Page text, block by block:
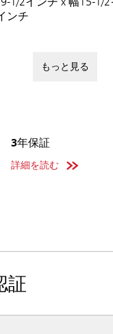
1/2インチ x 幅15-1/2
ンチ
もっと見る
3年保証
詳細を読む
証